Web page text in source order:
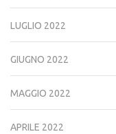
LUGLIO 2022
GIUGNO 2022
MAGGIO 2022
APRILE 2022